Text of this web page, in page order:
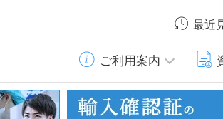
最近
ご利用案内